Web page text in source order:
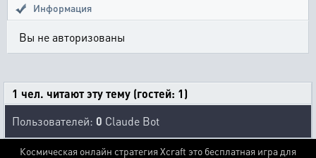
Информация
Вы не авторизованы
1 чел. читают эту тему (гостей: 1)
Пользователей: 0 Claude Bot
Космическая онлайн стратегия Xcraft это бесплатная игра для